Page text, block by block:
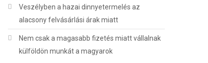
Veszélyben a hazai dinnyetermelés az
alacsony felvásárlási árak miatt
Nem csak a magasabb fizetés miatt vállalnak
külföldön munkát a magyarok